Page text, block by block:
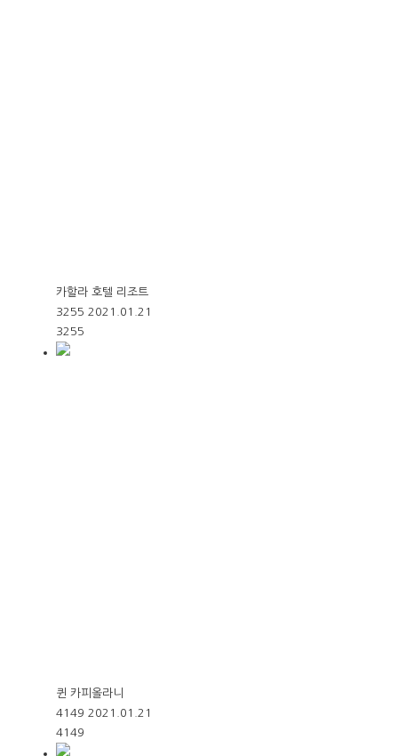
카할라 호텔 리조트
3255 2021.01.21
3255
퀸 카피올라니
4149 2021.01.21
4149